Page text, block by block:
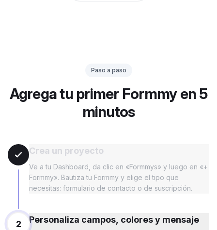
Paso a paso
Agrega tu primer Formmy en 5
minutos
Crea un proyecto
Ve a tu Dashboard, da clic en «Formmys» y luego en «+
Formmy». Bautiza tu Formmy y elige el tipo que
necesitas: formulario de contacto o de suscripción.
2 Personaliza campos, colores y mensaje